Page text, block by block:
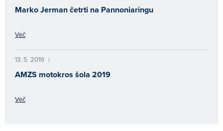
Marko Jerman četrti na Pannoniaringu
Več
13. 5. 2019 |
AMZS motokros šola 2019
Več